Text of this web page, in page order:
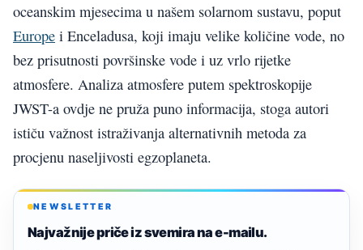
oceanskim mjesecima u našem solarnom sustavu, poput
Europe i Enceladusa, koji imaju velike količine vode, no
bez prisutnosti površinske vode i uz vrlo rijetke
atmosfere. Analiza atmosfere putem spektroskopije
JWST-a ovdje ne pruža puno informacija, stoga autori
ističu važnost istraživanja alternativnih metoda za
procjenu naseljivosti egzoplaneta.
NEWSLETTER
Najvažnije priče iz svemira na e-mailu.